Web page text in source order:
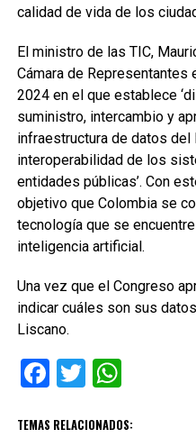
calidad de vida de los
El ministro de las TIC,
Cámara de
2024 en el que establece
suministro, intercambio y
infraestructura de datos del
interoperabilidad de los
entidades públicas’. Con
objetivo que Colombia se
tecnología que se
inteligencia artificial.
Una vez que el Congreso
indicar cuáles son sus
Liscano.
Facebook
Twitter
TEMAS RELACIONADOS: